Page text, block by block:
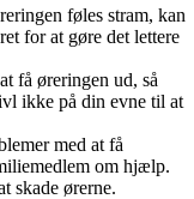
føles stram, kan
for at gøre det lettere
få øreringen ud, så
ikke på din evne til at
med at få
om hjælp.
skade ørerne.